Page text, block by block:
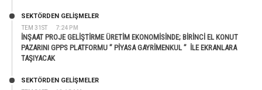
TEM 31ST 7:24 PM
SEKTÖRDEN GELIŞMELER
İNŞAAT PROJE GELİŞTİRME ÜRETİM EKONOMİSİNDE; BİRİNCİ EL KONUT
PAZARINI GPPS PLATFORMU ” PİYASA GAYRİMENKUL ” İLE EKRANLARA
TAŞIYACAK
SEKTÖRDEN GELIŞMELER